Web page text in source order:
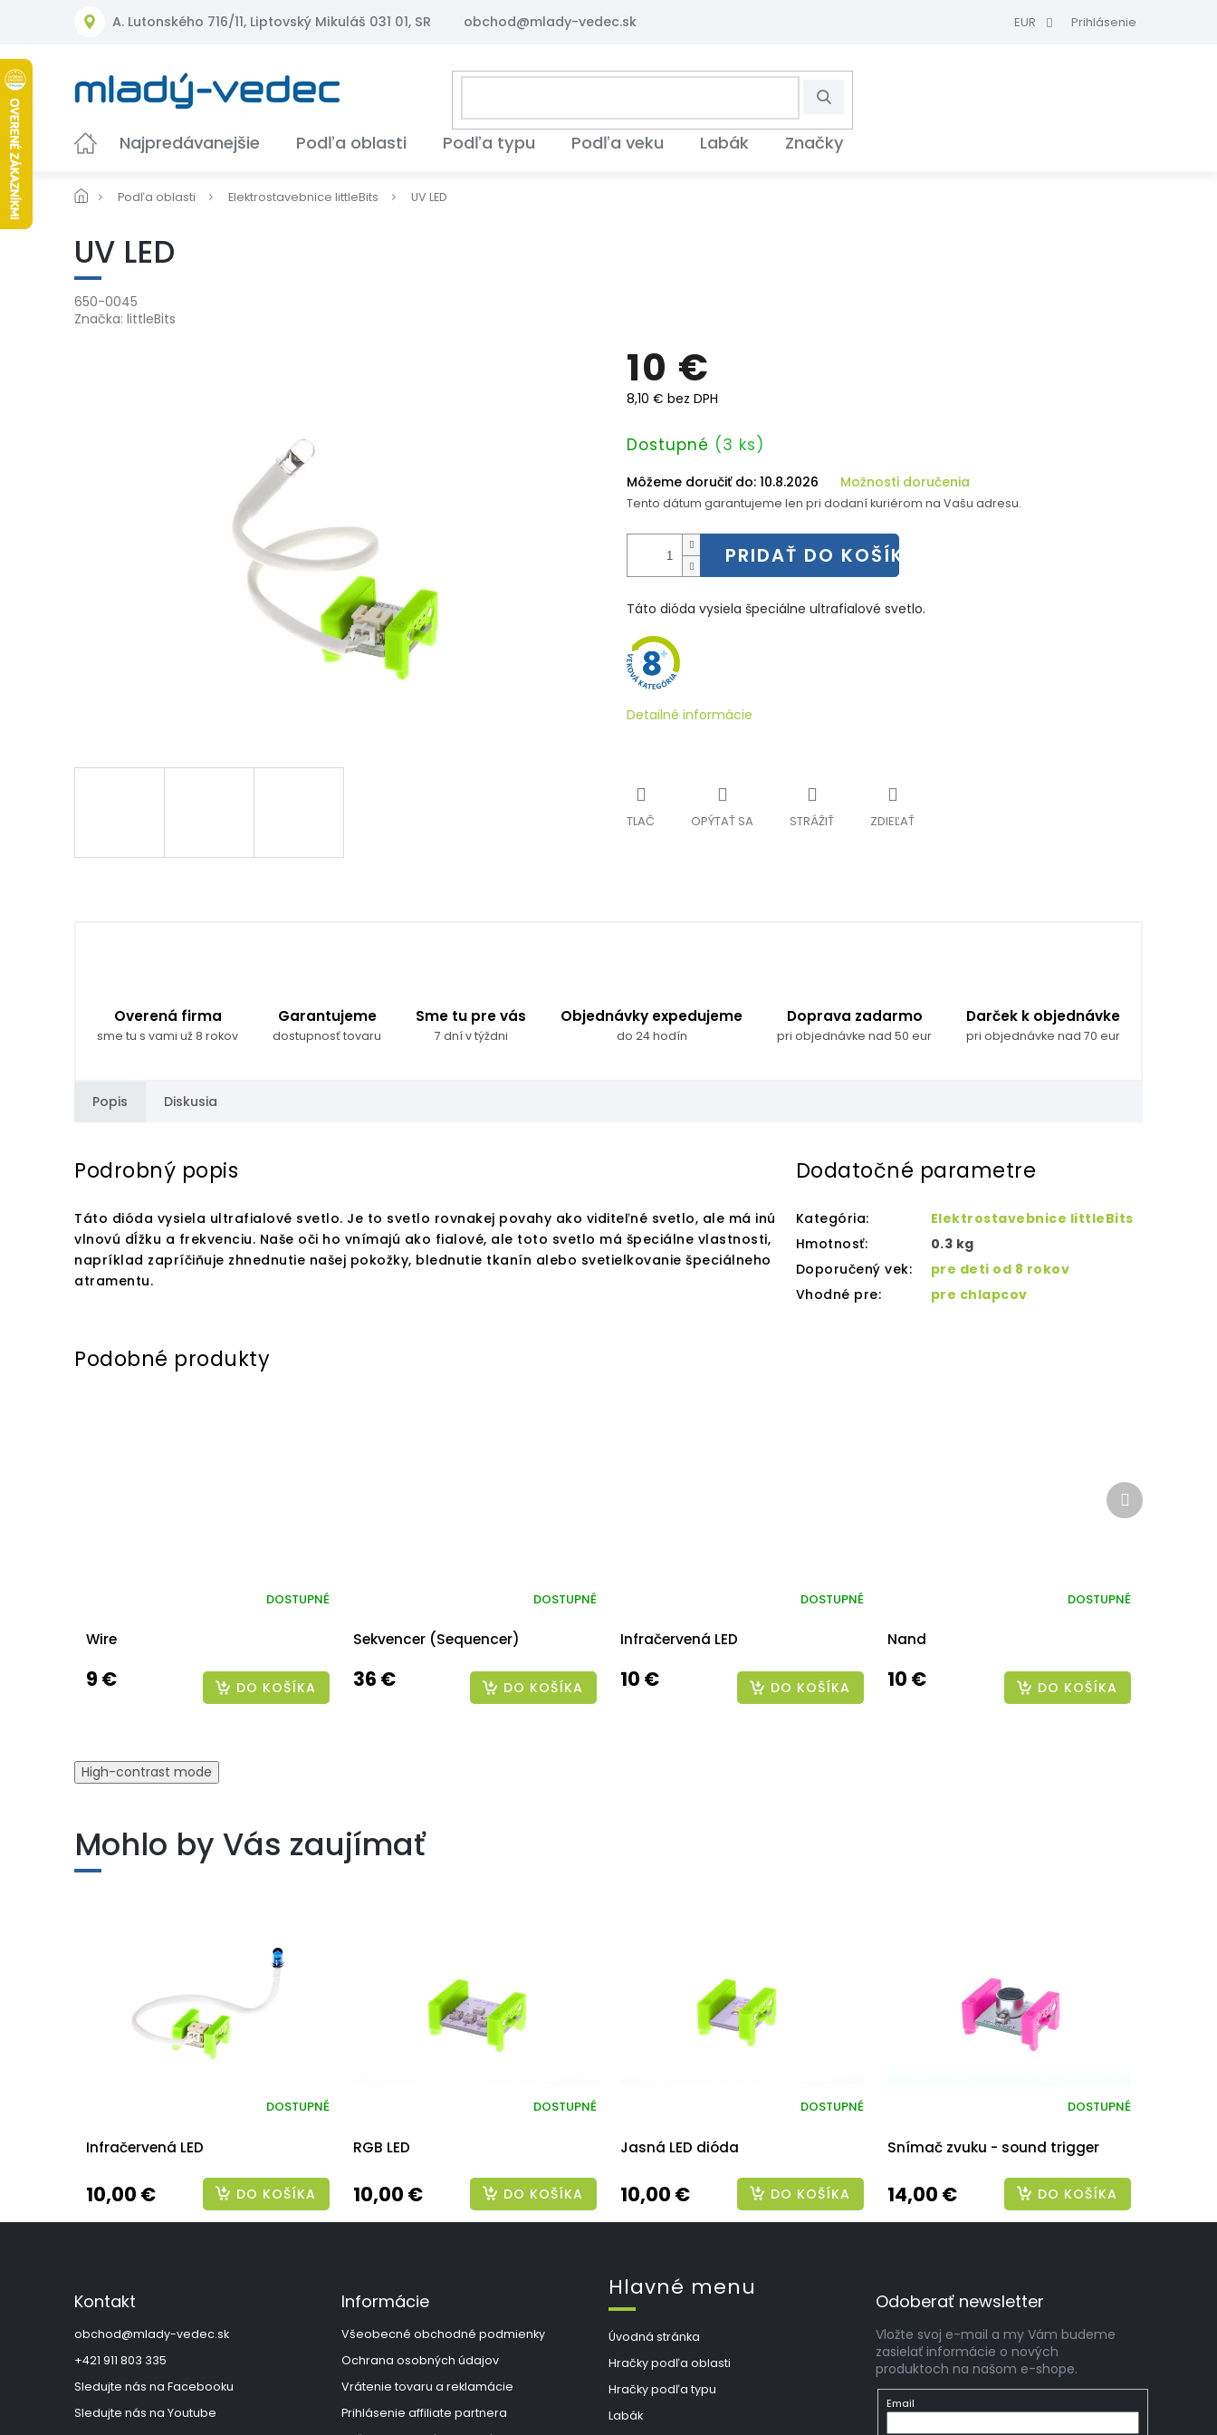
A. Lutonského 716/11, Liptovský Mikuláš 031 01, SR obchod@mlady-vedec.sk EUR Prihlásenie
Hľadať
Najpredávanejšie Podľa oblasti Podľa typu Podľa veku Labák Značky
Podľa oblasti Elektrostavebnice littleBits UV LED
UV LED
650-0045
Značka: littleBits
10 €
8,10 € bez DPH
Jednotková
Dostupné (3 ks)
Môžeme doručiť do: 10.8.2026 Možnosti doručenia
Tento dátum garantujeme len pri dodaní kuriérom na Vašu adresu.
PRIDAŤ DO KOŠÍKA
Táto dióda vysiela špeciálne ultrafialové svetlo.
Detailné informácie
TLAČ OPÝTAŤ SA STRÁŽIŤ ZDIEĽAŤ
Overená firma
sme tu s vami už 8 rokov
Garantujeme
dostupnosť tovaru
Sme tu pre vás
7 dní v týždni
Objednávky expedujeme
do 24 hodín
Doprava zadarmo
pri objednávke nad 50 eur
Darček k objednávke
pri objednávke nad 70 eur
Popis Diskusia
Podrobný popis
Táto dióda vysiela ultrafialové svetlo. Je to svetlo rovnakej povahy ako viditeľné svetlo, ale má inú
vlnovú dĺžku a frekvenciu. Naše oči ho vnímajú ako fialové, ale toto svetlo má špeciálne vlastnosti,
napríklad zapríčiňuje zhnednutie našej pokožky, blednutie tkanín alebo svetielkovanie špeciálneho
atramentu.
Dodatočné parametre
Kategória:
Elektrostavebnice littleBits
Hmotnosť:
0.3 kg
Doporučený vek:
pre deti od 8 rokov
Vhodné pre: pre chlapcov
Wire
DOSTUPNÉ
9 € DO KOŠÍKA
Sekvencer (Sequencer)
DOSTUPNÉ
36 € DO KOŠÍKA
Infračervená LED
DOSTUPNÉ
10 € DO KOŠÍKA
Nand
DOSTUPNÉ
10 € DO KOŠÍKA
Ďalší
produkt
High-contrast mode
Mohlo by Vás zaujímať
Infračervená LED
DOSTUPNÉ
10,00 € DO KOŠÍKA
RGB LED
DOSTUPNÉ
10,00 € DO KOŠÍKA
Jasná LED dióda
DOSTUPNÉ
10,00 € DO KOŠÍKA
Snímač zvuku - sound trigger
DOSTUPNÉ
14,00 € DO KOŠÍKA
Kontakt
obchod@mlady-vedec.sk
+421 911 803 335
Sledujte nás na Facebooku
Sledujte nás na Youtube
Informácie
Všeobecné obchodné podmienky
Ochrana osobných údajov
Vrátenie tovaru a reklamácie
Prihlásenie affiliate partnera
Hlavné menu
Úvodná stránka
Hračky podľa oblasti
Hračky podľa typu
Labák
Odoberať newsletter
Vložte svoj e-mail a my Vám budeme
zasielať informácie o nových
produktoch na našom e-shope.
Email